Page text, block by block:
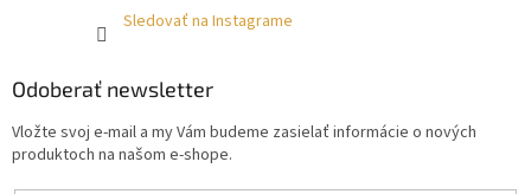
Sledovať na Instagrame
Odoberať newsletter
Vložte svoj e-mail a my Vám budeme zasielať informácie o nových
produktoch na našom e-shope.